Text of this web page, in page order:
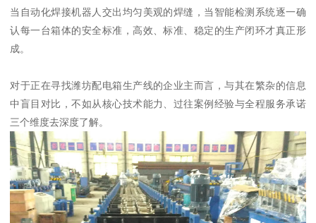
当自动化焊接机器人交出均匀美观的焊缝，当智能检测系统逐一确
认每一台箱体的安全标准，高效、标准、稳定的生产闭环才真正形
成。
对于正在寻找潍坊配电箱生产线的企业主而言，与其在繁杂的信息
中盲目对比，不如从核心技术能力、过往案例经验与全程服务承诺
三个维度去深度了解。